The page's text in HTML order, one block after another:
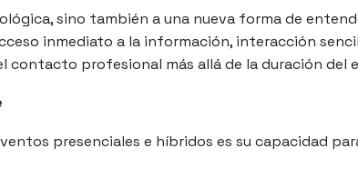
sino también a una nueva forma de
inmediato a la información, interacción
contacto profesional más allá de la duración del
presenciales e híbridos es su capacidad